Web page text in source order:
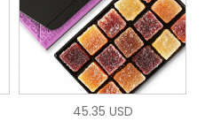
45.35 USD